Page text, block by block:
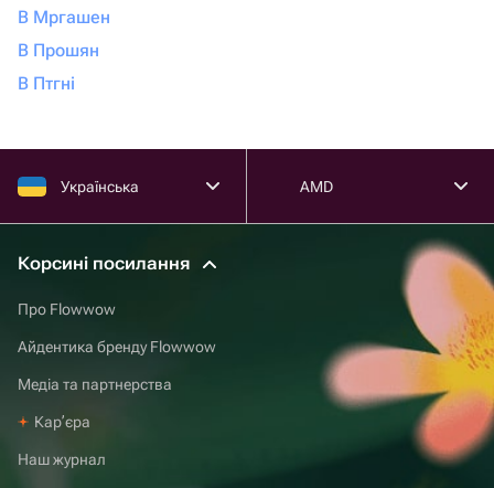
В Мргашен
В Прошян
В Птгні
Українська AMD
Корсині посилання
Про Flowwow
Айдентика бренду Flowwow
Медіа та партнерства
Карʼєра
Наш журнал